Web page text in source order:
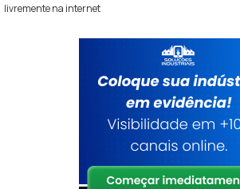
livremente na internet